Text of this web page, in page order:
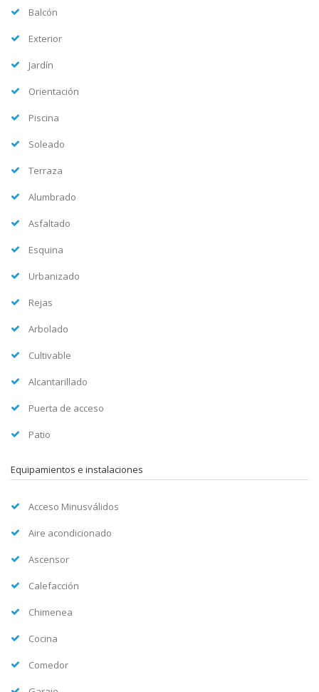
Balcón
Exterior
Jardín
Orientación
Piscina
Soleado
Terraza
Alumbrado
Asfaltado
Esquina
Urbanizado
Rejas
Arbolado
Cultivable
Alcantarillado
Puerta de acceso
Patio
Equipamientos e instalaciones
Acceso Minusválidos
Aire acondicionado
Ascensor
Calefacción
Chimenea
Cocina
Comedor